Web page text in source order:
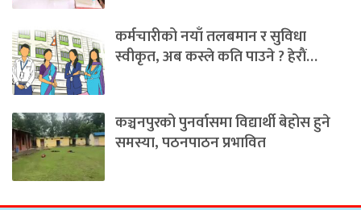
कर्मचारीको नयाँ तलबमान र सुविधा
स्वीकृत, अब कस्ले कति पाउने ? हेराैं…
कञ्चनपुरको पुनर्वासमा विद्यार्थी बेहोस हुने
समस्या, पठनपाठन प्रभावित